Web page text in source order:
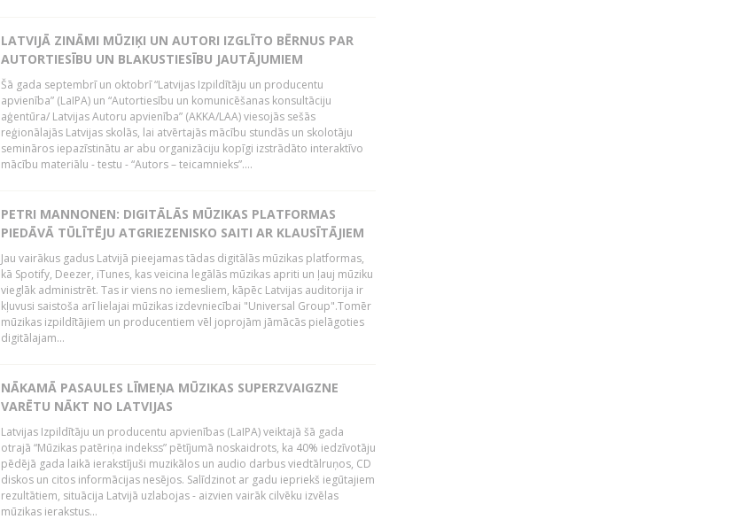
LATVIJĀ ZINĀMI MŪZIĶI UN AUTORI IZGLĪTO BĒRNUS PAR
AUTORTIESĪBU UN BLAKUSTIESĪBU JAUTĀJUMIEM
Šā gada septembrī un oktobrī “Latvijas Izpildītāju un producentu
apvienība” (LaIPA) un “Autortiesību un komunicēšanas konsultāciju
aģentūra/ Latvijas Autoru apvienība” (AKKA/LAA) viesojās sešās
reģionālajās Latvijas skolās, lai atvērtajās mācību stundās un skolotāju
semināros iepazīstinātu ar abu organizāciju kopīgi izstrādāto interaktīvo
mācību materiālu - testu - “Autors – teicamnieks”....
PETRI MANNONEN: DIGITĀLĀS MŪZIKAS PLATFORMAS
PIEDĀVĀ TŪLĪTĒJU ATGRIEZENISKO SAITI AR KLAUSĪTĀJIEM
Jau vairākus gadus Latvijā pieejamas tādas digitālās mūzikas platformas,
kā Spotify, Deezer, iTunes, kas veicina legālās mūzikas apriti un ļauj mūziku
vieglāk administrēt. Tas ir viens no iemesliem, kāpēc Latvijas auditorija ir
kļuvusi saistoša arī lielajai mūzikas izdevniecībai "Universal Group".Tomēr
mūzikas izpildītājiem un producentiem vēl joprojām jāmācās pielāgoties
digitālajam...
NĀKAMĀ PASAULES LĪMEŅA MŪZIKAS SUPERZVAIGZNE
VARĒTU NĀKT NO LATVIJAS
Latvijas Izpildītāju un producentu apvienības (LaIPA) veiktajā šā gada
otrajā “Mūzikas patēriņa indekss” pētījumā noskaidrots, ka 40% iedzīvotāju
pēdējā gada laikā ierakstījuši muzikālos un audio darbus viedtālruņos, CD
diskos un citos informācijas nesējos. Salīdzinot ar gadu iepriekš iegūtajiem
rezultātiem, situācija Latvijā uzlabojas - aizvien vairāk cilvēku izvēlas
mūzikas ierakstus...